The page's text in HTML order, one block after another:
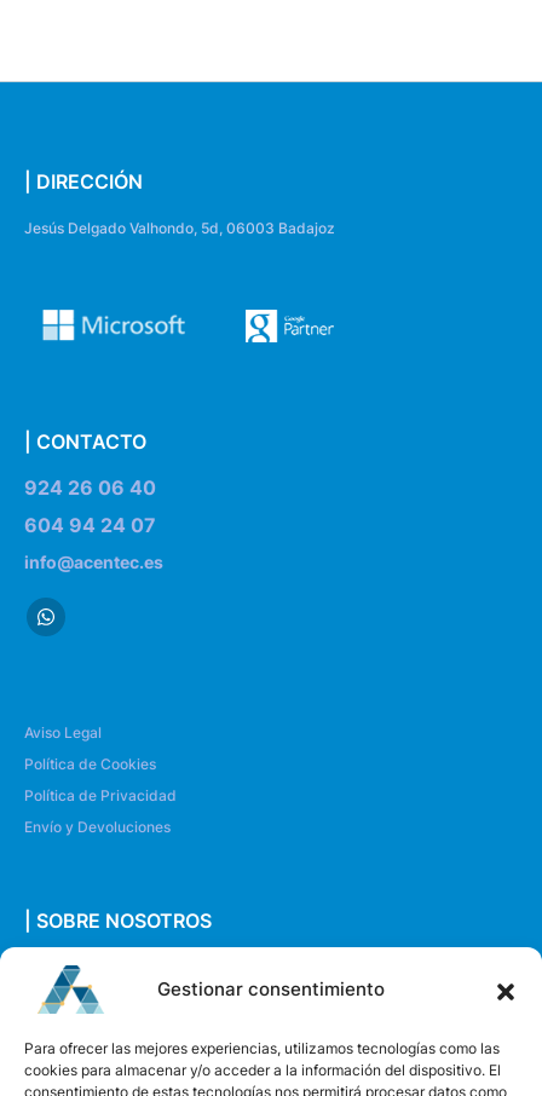
Gestionar consentimiento
Para ofrecer las mejores experiencias, utilizamos tecnologías como las
cookies para almacenar y/o acceder a la información del dispositivo. El
consentimiento de estas tecnologías nos permitirá procesar datos como
| DIRECCIÓN
Jesús Delgado Valhondo, 5d, 06003 Badajoz
| CONTACTO
924 26 06 40
604 94 24 07
info@acentec.es
Aviso Legal
Política de Cookies
Política de Privacidad
Envío y Devoluciones
| SOBRE NOSOTROS
Quiénes somos
Envíanos un mensaje